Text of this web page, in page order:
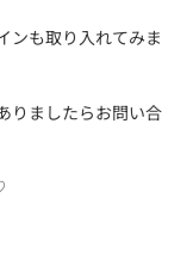
ンも取り入れてみま
りましたらお問い合